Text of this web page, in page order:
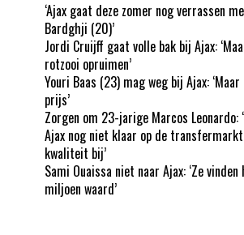
‘Ajax gaat deze zomer nog verrassen
Bardghji (20)’
Jordi Cruijff gaat volle bak bij Ajax:
rotzooi opruimen’
Youri Baas (23) mag weg bij Ajax:
prijs’
Zorgen om 23-jarige Marcos Leonardo:
Ajax nog niet klaar op de
kwaliteit bij’
Sami Ouaissa niet naar Ajax: ‘Ze
miljoen waard’